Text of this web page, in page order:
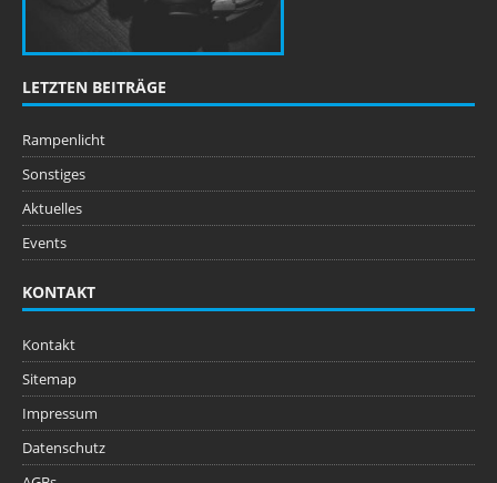
LETZTEN BEITRÄGE
Rampenlicht
Sonstiges
Aktuelles
Events
KONTAKT
Kontakt
Sitemap
Impressum
Datenschutz